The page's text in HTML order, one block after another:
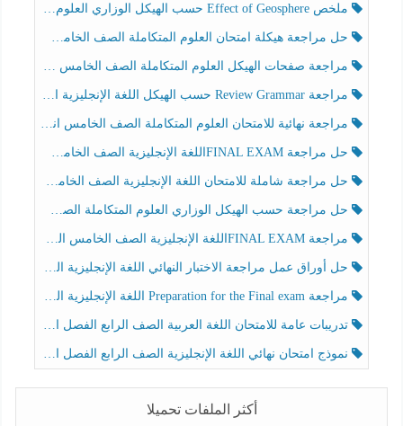
ملخص Effect of Geosphere حسب الهيكل الوزاري العلوم المتكاملة الصف الخامس انسبير الفصل الثالث
حل مراجعة هيكلة امتحان العلوم المتكاملة الصف الخامس عام الفصل الثالث
مراجعة صفحات الهيكل العلوم المتكاملة الصف الخامس انسبير الفصل الثالث
مراجعة Review Grammar حسب الهيكل اللغة الإنجليزية الصف الخامس الفصل الثالث
مراجعة نهائية للامتحان العلوم المتكاملة الصف الخامس انسبير الفصل الثالث
حل مراجعة FINAL EXAMاللغة الإنجليزية الصف الخامس الفصل الثالث
حل مراجعة شاملة للامتحان اللغة الإنجليزية الصف الخامس الفصل الثالث
حل مراجعة حسب الهيكل الوزاري العلوم المتكاملة الصف الخامس عام الفصل الثالث
مراجعة FINAL EXAMاللغة الإنجليزية الصف الخامس الفصل الثالث
حل أوراق عمل مراجعة الاختبار النهائي اللغة الإنجليزية الصف الرابع الفصل الثالث
مراجعة Preparation for the Final exam اللغة الإنجليزية الصف الرابع الفصل الثالث
تدريبات عامة للامتحان اللغة العربية الصف الرابع الفصل الثالث
نموذج امتحان نهائي اللغة الإنجليزية الصف الرابع الفصل الثالث
أكثر الملفات تحميلا